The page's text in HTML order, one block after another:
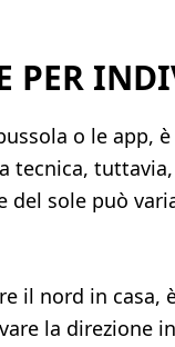
PER
o le app,
tecnica,
sole può
il nord in casa,
la direzione